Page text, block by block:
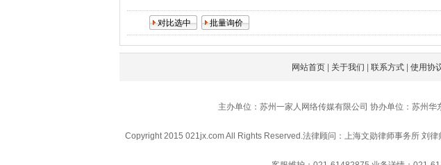
网站首页| 关于我们 联系方式| 使用协
主办单位：苏州一家人网络传媒有限公司 协办单位：苏州
Copyright 2015 021jx.com All Rights Reserved.法律顾问：上海文勋律师事务所 刘律